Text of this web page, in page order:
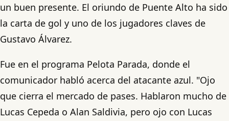
un buen presente. El oriundo de Puente Alto ha sido
la carta de gol y uno de los jugadores claves de
Gustavo Álvarez.
Fue en el programa Pelota Parada, donde el
comunicador habló acerca del atacante azul. "Ojo
que cierra el mercado de pases. Hablaron mucho de
Lucas Cepeda o Alan Saldivia, pero ojo con Lucas